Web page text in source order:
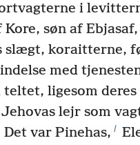
i
søn af
slægt, koraitterne,
med
ligesom
lejr som
Det var Pinehas, l